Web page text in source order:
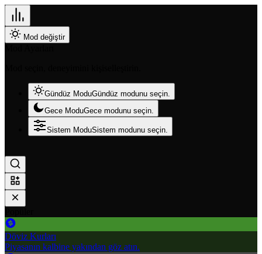
Mod değiştir
Gündüz ModuGündüz modunu seçin.
Gece ModuGece modunu seçin.
Sistem ModuSistem modunu seçin.
Döviz Kurları
Piyasanın kalbine yakından göz atın.